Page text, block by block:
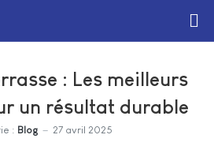
: Les meilleurs
un résultat durable
: Blog 27 avril 2025